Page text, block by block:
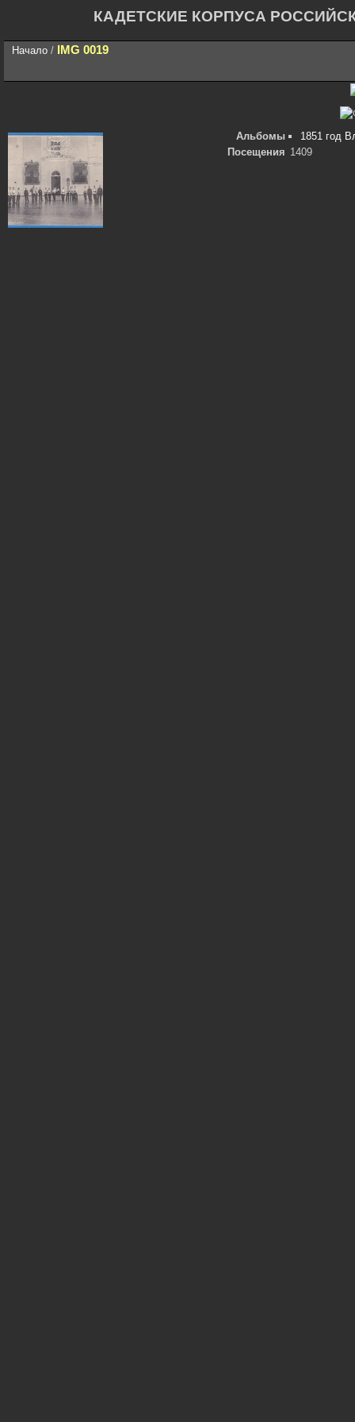
КАДЕТСКИЕ КОРПУСА
Начало / IMG 0019
Альбомы
1851 год
Посещения 1409